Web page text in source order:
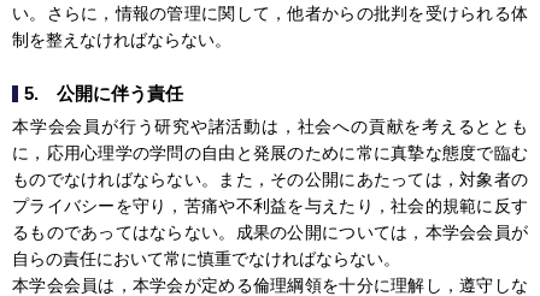
い。さらに，情報の管理に関して，他者からの批判を受けられる体
制を整えなければならない。
5. 公開に伴う責任
本学会会員が行う研究や諸活動は，社会への貢献を考えるととも
に，応用心理学の学問の自由と発展のために常に真摯な態度で臨む
ものでなければならない。また，その公開にあたっては，対象者の
プライバシーを守り，苦痛や不利益を与えたり，社会的規範に反す
るものであってはならない。成果の公開については，本学会会員が
自らの責任において常に慎重でなければならない。
本学会会員は，本学会が定める倫理綱領を十分に理解し，遵守しな